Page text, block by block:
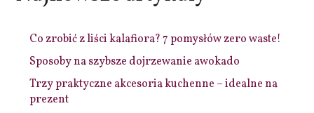
Co zrobić z liści kalafiora? 7 pomysłów zero waste!
Sposoby na szybsze dojrzewanie awokado
Trzy praktyczne akcesoria kuchenne – idealne na
prezent